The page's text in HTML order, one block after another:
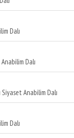
Dalı
Dalı
Siyaset Anabilim Dalı
Dalı